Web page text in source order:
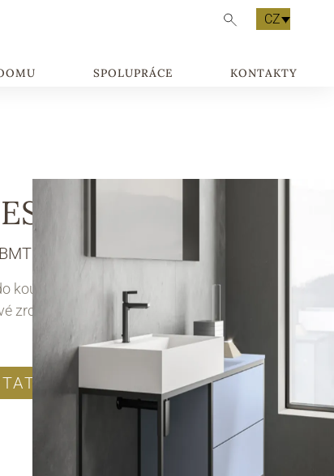
CZ
SPOLUPRÁCE KONTAKTY
4.16
BMT
koupelny. Skříňka pod umyvadlo.
zrcadlo.
PRODUKT